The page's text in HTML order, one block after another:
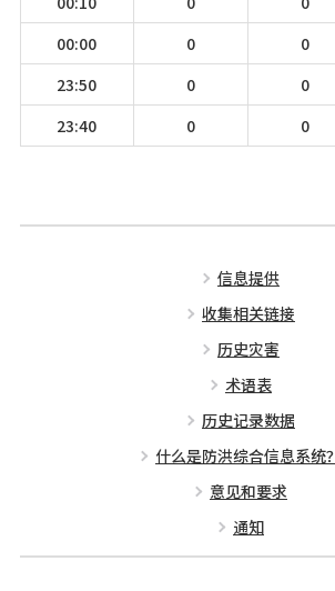
00:00
0 0
23:50
0 0
23:40
0 0
信息提供
收集相关链接
历史灾害
术语表
历史记录数据
什么是防洪综合信息系统？
意见和要求
通知